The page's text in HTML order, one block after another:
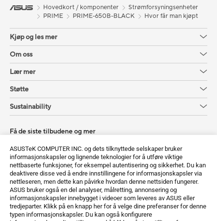
ASUSTeK COMPUTER INC. og dets tilknyttede selskaper bruker
informasjonskapsler og lignende teknologier for å utføre viktige
nettbaserte funksjoner, for eksempel autentisering og sikkerhet. Du kan
deaktivere disse ved å endre innstillingene for informasjonskapsler via
nettleseren, men dette kan påvirke hvordan denne nettsiden fungerer.
ASUS bruker også en del analyser, målretting, annonsering og
informasjonskapsler innebygget i videoer som leveres av ASUS eller
tredjeparter. Klikk på en knapp her for å velge dine preferanser for denne
typen informasjonskapsler. Du kan også konfigurere
Hovedkort / komponenter
Strømforsyningsenheter
PRIME
PRIME-650B-BLACK Hvor får man kjøpt
Kjøp og les mer
Om oss
Lær mer
Støtte
Sustainability
Få de siste tilbudene og mer
Registrer deg
Norway / Norwegian